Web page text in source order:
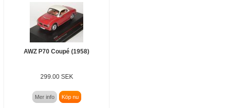
AWZ P70 Coupé (1958)
299.00 SEK
Mer info Köp nu